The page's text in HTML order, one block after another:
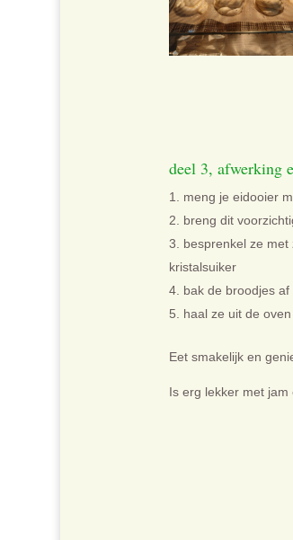
deel 3, afwerking
meng je eidooier
breng dit
besprenkel ze
kristalsuiker
bak de broodjes
haal ze uit de
Eet smakelijk en
Is erg lekker met jam